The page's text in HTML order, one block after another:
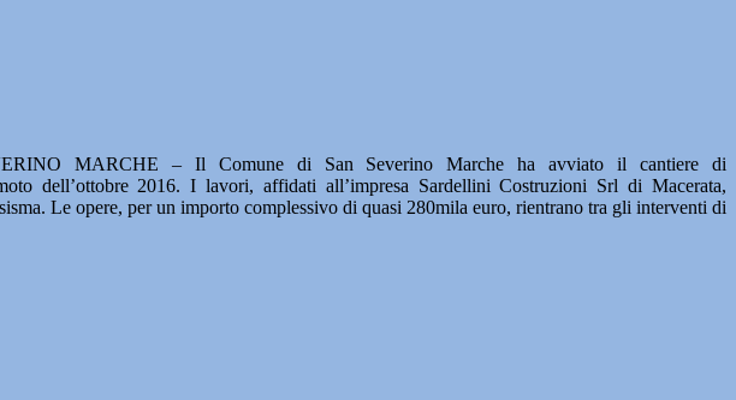
MARCHE – Il Comune di San Severino Marche ha avviato il cantiere di
dell’ottobre 2016. I lavori, affidati all’impresa Sardellini Costruzioni Srl di Macerata,
Le opere, per un importo complessivo di quasi 280mila euro, rientrano tra gli interventi di